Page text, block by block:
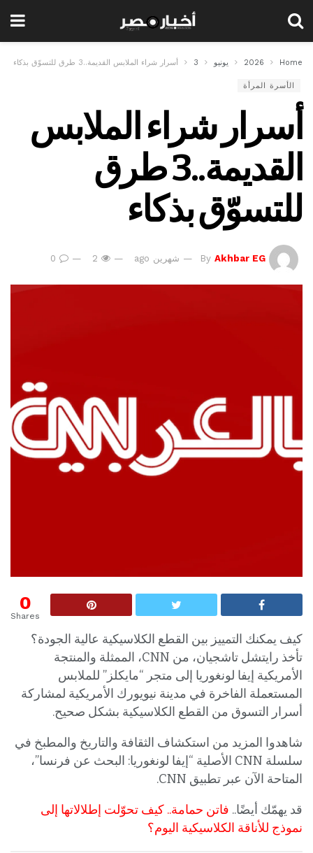
Home
2026 يونيو 3 أسرار شراء الملابس القديمة..3 طرق للتسوّق بذكاء
الأسرة المرأة
أسرار شراء الملابس
القديمة..3 طرق
للتسوّق بذكاء
By Akhbar EG شهرين ago
0
Shares
كيف يمكنك التمييز بين القطع الكلاسيكية عالية الجودة؟
تأخذ رايتشل تاشجيان، من CNN، الممثلة والمنتجة
الأمريكية إيفا لونغوريا إلى متجر “مايكلز” للملابس
المستعملة الفاخرة في مدينة نيويورك الأمريكية لمشاركة
أسرار التسوق من القطع الكلاسيكية بشكل صحيح.
شاهدوا المزيد من استكشاف الثقافة والتاريخ والمطبخ في
سلسلة CNN الأصلية “إيفا لونغوريا: البحث عن فرنسا”،
المتاحة الآن عبر تطبيق CNN.
قد يهمّك أيضًا.. فاتن حمامة.. كيف تحوّلت إطلالاتها إلى
نموذج للأناقة الكلاسيكية اليوم؟